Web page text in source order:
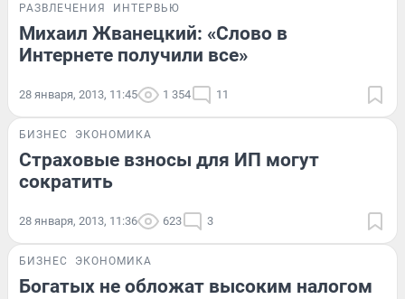
РАЗВЛЕЧЕНИЯ ИНТЕРВЬЮ
Михаил Жванецкий: «Слово в
Интернете получили все»
28 января, 2013, 11:45 1 354 11
БИЗНЕС ЭКОНОМИКА
Страховые взносы для ИП могут
сократить
28 января, 2013, 11:36 623 3
БИЗНЕС ЭКОНОМИКА
Богатых не обложат высоким налогом